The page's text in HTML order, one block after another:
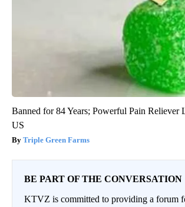
Banned for 84 Years; Powerful Pain Reliever
US
Triple Green Farms
BE PART OF THE CONVERSATION
KTVZ is committed to providing a forum